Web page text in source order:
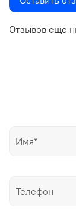
Отзывов еще